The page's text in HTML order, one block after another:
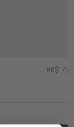
HK$175
HK$145
HK$175
HK$188
HK$280
HK$275
HK$295
HK$245
HK$75
HK$95